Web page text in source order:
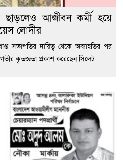
ছাড়লেও আজীবন কর্মী হয়ে
লোদীর
সভাপতির দায়িত্ব থেকে অব্যাহতির পর
কৃতজ্ঞতা প্রকাশ করেছেন সিলেট